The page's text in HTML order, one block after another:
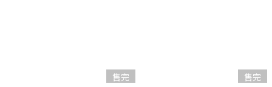
售完
售完